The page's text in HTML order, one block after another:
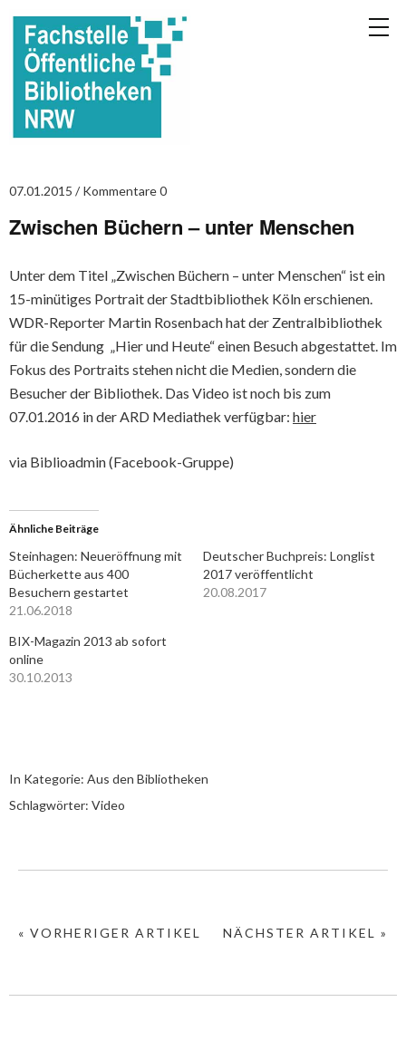
07.01.2015 Kommentare 0
Zwischen Büchern – unter Menschen
Unter dem Titel „Zwischen Büchern – unter Menschen“ ist ein
15-minütiges Portrait der Stadtbibliothek Köln erschienen.
WDR-Reporter Martin Rosenbach hat der Zentralbibliothek
für die Sendung „Hier und Heute“ einen Besuch abgestattet. Im
Fokus des Portraits stehen nicht die Medien, sondern die
Besucher der Bibliothek. Das Video ist noch bis zum
07.01.2016 in der ARD Mediathek verfügbar: hier
via Biblioadmin (Facebook-Gruppe)
Ähnliche Beiträge
Steinhagen: Neueröffnung mit
Bücherkette aus 400
Besuchern gestartet
21.06.2018
Deutscher Buchpreis: Longlist
2017 veröffentlicht
20.08.2017
BIX-Magazin 2013 ab sofort
online
30.10.2013
In Kategorie: Aus den Bibliotheken
Schlagwörter: Video
NÄCHSTER ARTIKEL »
« VORHERIGER ARTIKEL